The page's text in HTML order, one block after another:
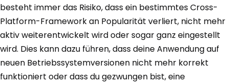
besteht immer das Risiko, dass ein bestimmtes Cross-
Platform-Framework an Popularität verliert, nicht mehr
aktiv weiterentwickelt wird oder sogar ganz eingestellt
wird. Dies kann dazu führen, dass deine Anwendung auf
neuen Betriebssystemversionen nicht mehr korrekt
funktioniert oder dass du gezwungen bist, eine